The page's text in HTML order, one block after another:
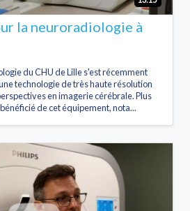
la neuroradiologie à
du CHU de Lille s'est récemment
technologie de très haute résolution
en imagerie cérébrale. Plus
de cet équipement, nota...